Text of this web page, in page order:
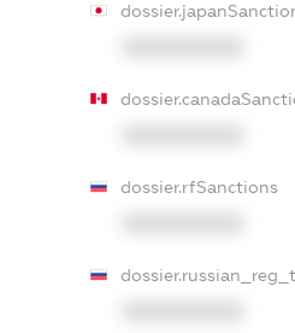
dossier.rfSanctions